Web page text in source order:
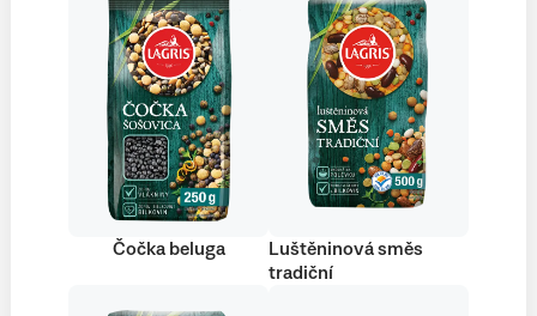
Čočka beluga
Luštěninová směs
tradiční